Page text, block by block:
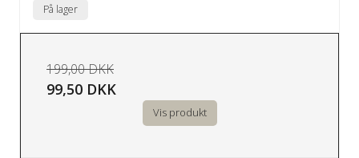
På lager
199,00 DKK
99,50 DKK
Vis produkt